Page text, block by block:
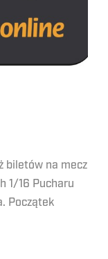
biletów na mecz
1/16 Pucharu
Początek